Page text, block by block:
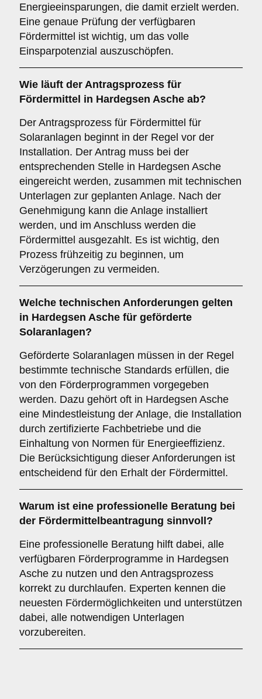
Energieeinsparungen, die damit erzielt werden.
Eine genaue Prüfung der verfügbaren
Fördermittel ist wichtig, um das volle
Einsparpotenzial auszuschöpfen.
Wie läuft der Antragsprozess für
Fördermittel in Hardegsen Asche ab?
Der Antragsprozess für Fördermittel für
Solaranlagen beginnt in der Regel vor der
Installation. Der Antrag muss bei der
entsprechenden Stelle in Hardegsen Asche
eingereicht werden, zusammen mit technischen
Unterlagen zur geplanten Anlage. Nach der
Genehmigung kann die Anlage installiert
werden, und im Anschluss werden die
Fördermittel ausgezahlt. Es ist wichtig, den
Prozess frühzeitig zu beginnen, um
Verzögerungen zu vermeiden.
Welche technischen Anforderungen gelten
in Hardegsen Asche für geförderte
Solaranlagen?
Geförderte Solaranlagen müssen in der Regel
bestimmte technische Standards erfüllen, die
von den Förderprogrammen vorgegeben
werden. Dazu gehört oft in Hardegsen Asche
eine Mindestleistung der Anlage, die Installation
durch zertifizierte Fachbetriebe und die
Einhaltung von Normen für Energieeffizienz.
Die Berücksichtigung dieser Anforderungen ist
entscheidend für den Erhalt der Fördermittel.
Warum ist eine professionelle Beratung bei
der Fördermittelbeantragung sinnvoll?
Eine professionelle Beratung hilft dabei, alle
verfügbaren Förderprogramme in Hardegsen
Asche zu nutzen und den Antragsprozess
korrekt zu durchlaufen. Experten kennen die
neuesten Fördermöglichkeiten und unterstützen
dabei, alle notwendigen Unterlagen
vorzubereiten.